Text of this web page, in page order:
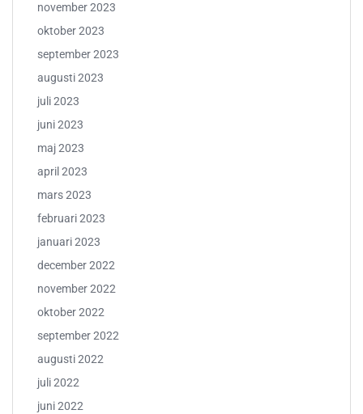
november 2023
oktober 2023
september 2023
augusti 2023
juli 2023
juni 2023
maj 2023
april 2023
mars 2023
februari 2023
januari 2023
december 2022
november 2022
oktober 2022
september 2022
augusti 2022
juli 2022
juni 2022